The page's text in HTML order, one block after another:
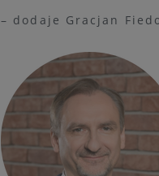
– dodaje Gracjan